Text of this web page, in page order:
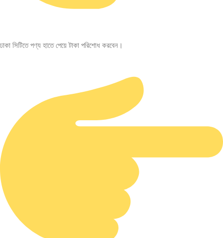
ঢাকা সিটিতে পণ্য হাতে পেয়ে টাকা পরিশোধ করবেন।